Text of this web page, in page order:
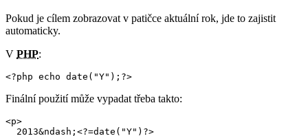
Pokud je cílem zobrazovat v patičce aktuální rok, jde to zajistit
automaticky.
V PHP:
<?php echo date("Y");?>
Finální použití může vypadat třeba takto:
<p>
  2013&ndash;<?=date("Y")?>